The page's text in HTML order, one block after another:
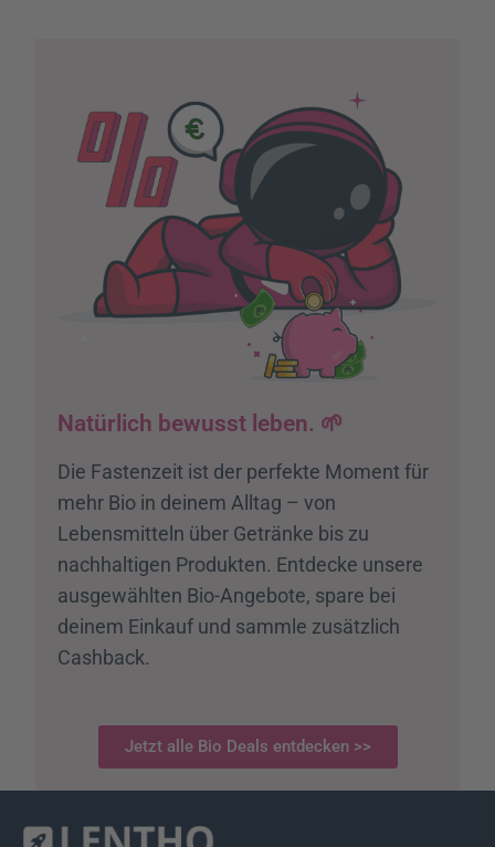
Natürlich bewusst leben. 🌱
Die Fastenzeit ist der perfekte Moment für
mehr Bio in deinem Alltag – von
Lebensmitteln über Getränke bis zu
nachhaltigen Produkten. Entdecke unsere
ausgewählten Bio-Angebote, spare bei
deinem Einkauf und sammle zusätzlich
Cashback.
Jetzt alle Bio Deals entdecken >>